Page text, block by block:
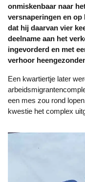
onmiskenbaar naar
versnaperingen en
dat hij daarvan vier
deelname aan het
ingevorderd en met
verhoor
Een kwartiertje later werd de politie gealarmeerd omdat op het
een mes zou rond
kwestie het complex